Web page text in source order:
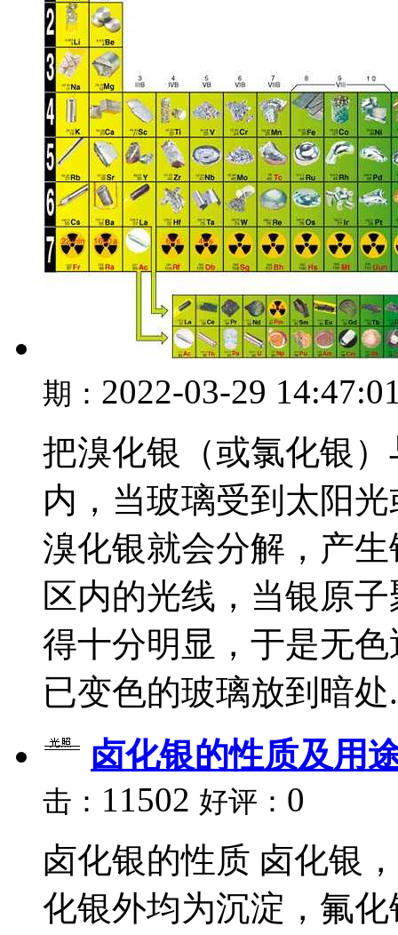
期： 2022-03-29
把溴化银（或氯化银
内，当玻璃受到太阳
溴化银就会分解，产
区内的光线，当银原
得十分明显，于是无
已变色的玻璃放到暗处
卤化银的性质及用
击： 11502 好评： 0
卤化银的性质 卤化银
化银外均为沉淀，氟